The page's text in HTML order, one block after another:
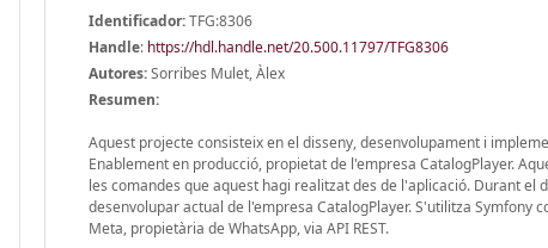
Identificador:TFG:8306
Handle: https://hdl.handle.net/20.500.11797/TFG8306
Autores:Sorribes Mulet, Àlex
Resumen:
Aquest projecte consisteix en el disseny, desenvolupament i
Enablement en producció, propietat de l'empresa CatalogPlayer.
les comandes que aquest hagi realitzat des de l'aplicació. Durant
desenvolupar actual de l'empresa CatalogPlayer. S'utilitza
Meta, propietària de WhatsApp, via API REST.